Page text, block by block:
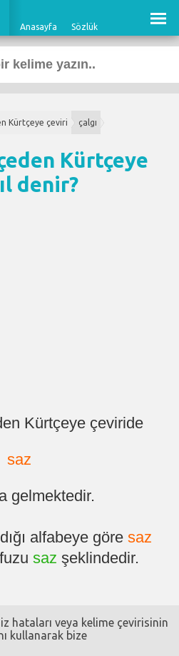
Anasayfa Sözlük
Kürtçeye çeviri çalgı
Kürtçeye
denir?
Kürtçeye çeviride
saz
gelmektedir.
alfabeye göre saz
saz şeklindedir.
hataları veya kelime çevirisinin
kullanarak bize